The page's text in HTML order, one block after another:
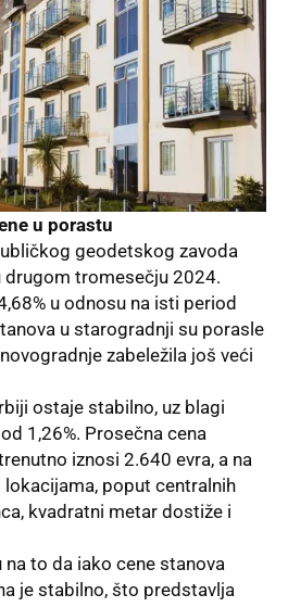
u porastu
geodetskog zavoda
drugom tromesečju 2024.
u odnosu na isti period
u starogradnji su porasle
zabeležila još veći
ostaje stabilno, uz blagi
1,26%. Prosečna cena
iznosi 2.640 evra, a na
poput centralnih
kvadratni metar dostiže i
to da iako cene stanova
je stabilno, što predstavlja